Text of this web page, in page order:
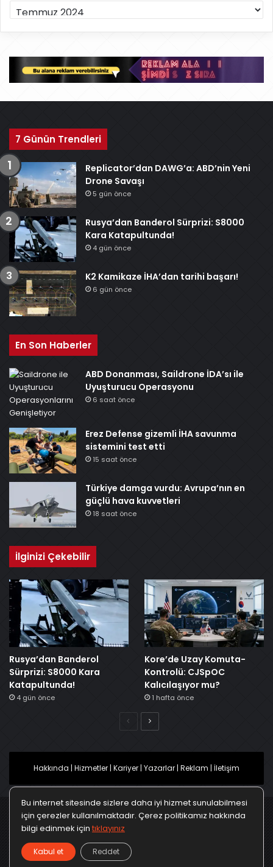
r
ş
v
7 Günün Trendleri
Replicator’dan DAWG’a: ABD’nin Yeni
Drone Savaşı
5 gün önce
Rusya’dan Banderol Sürprizi: S8000
Kara Katapultunda!
4 gün önce
K2 Kamikaze İHA’dan tarihi başarı!
6 gün önce
En Son Haberler
ABD Donanması, Saildrone İDA’sı ile
Uyuşturucu Operasyonu
6 saat önce
Erez Defense gizemli İHA savunma
sistemini test etti
15 saat önce
Türkiye damga vurdu: Avrupa’nın en
güçlü hava kuvvetleri
18 saat önce
İlginizi Çekebilir
Rusya’dan Banderol
Sürprizi: S8000 Kara
Katapultunda!
4 gün önce
Kore’de Uzay Komuta-
Kontrolü: CJSpOC
Kalıcılaşıyor mu?
1 hafta önce
ÖncekiSonraki
Hakkında | Hizmetler | Kariyer | Yazarlar | Reklam | İletişim
Kullanım Koşulları
KVKK Politikası
Bu internet sitesinde sizlere daha iyi hizmet sunulabilmesi
için çerezler kullanılmaktadır. Çerez politikamız hakkında
bilgi edinmek için tıklayınız
Kabul et Reddet